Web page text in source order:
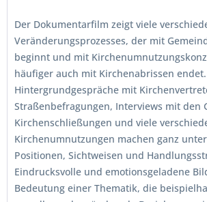
Der Dokumentarfilm zeigt viele
Veränderungsprozesses, der mit
beginnt und mit
häufiger auch mit Kirchenabrissen endet.
Hintergrundgespräche mit
Straßenbefragungen, Interviews mit den
Kirchenschließungen und viele
Kirchenumnutzungen machen ganz
Positionen, Sichtweisen und
Eindrucksvolle und emotionsgeladene
Bedeutung einer Thematik, die